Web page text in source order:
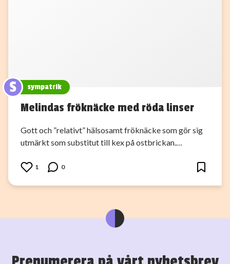
S sympatrik
Melindas fröknäcke med röda linser
Gott och ”relativt” hälsosamt fröknäcke som gör sig
utmärkt som substitut till kex på ostbrickan.…
1 0